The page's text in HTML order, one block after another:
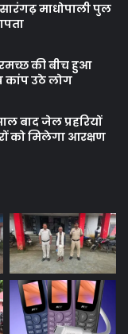
माधोपाली पुल
की बीच हुआ
कांप उठे लोग
बाद जेल प्रहरियों
को मिलेगा आरक्षण